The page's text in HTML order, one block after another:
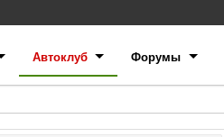
Автоклуб Форумы